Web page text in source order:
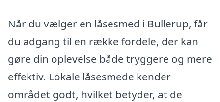
Når du vælger en låsesmed i Bullerup, får
du adgang til en række fordele, der kan
gøre din oplevelse både tryggere og mere
effektiv. Lokale låsesmede kender
området godt, hvilket betyder, at de